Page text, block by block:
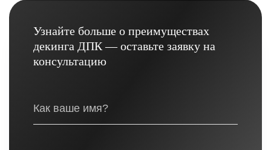
Узнайте больше о преимуществах
декинга ДПК — оставьте заявку на
консультацию